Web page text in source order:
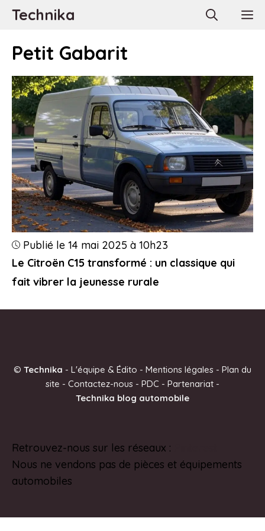
AllerTechnika
Petit Gabarit
Le Citroën C15 transformé : un classique qui
fait vibrer la jeunesse rurale
Publié le 14 mai 2025 à 10h23
© Technika - L'équipe & Édito - Mentions légales - Plan du
site - Contactez-nous - PDC - Partenariat -
Technika blog automobile
Retrouvez-nous sur les réseaux :
Nous ne vendons pas de pièces et équipements
automobiles